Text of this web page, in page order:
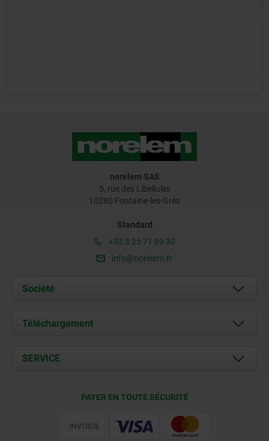
norelem SAS
5, rue des Libellules
10280 Fontaine-les-Grès
Standard
+33 3 25 71 89 30
info@norelem.fr
Société
À propos de nous
Contact
Téléchargement
Documents
SERVICE
PAYER EN TOUTE SÉCURITÉ